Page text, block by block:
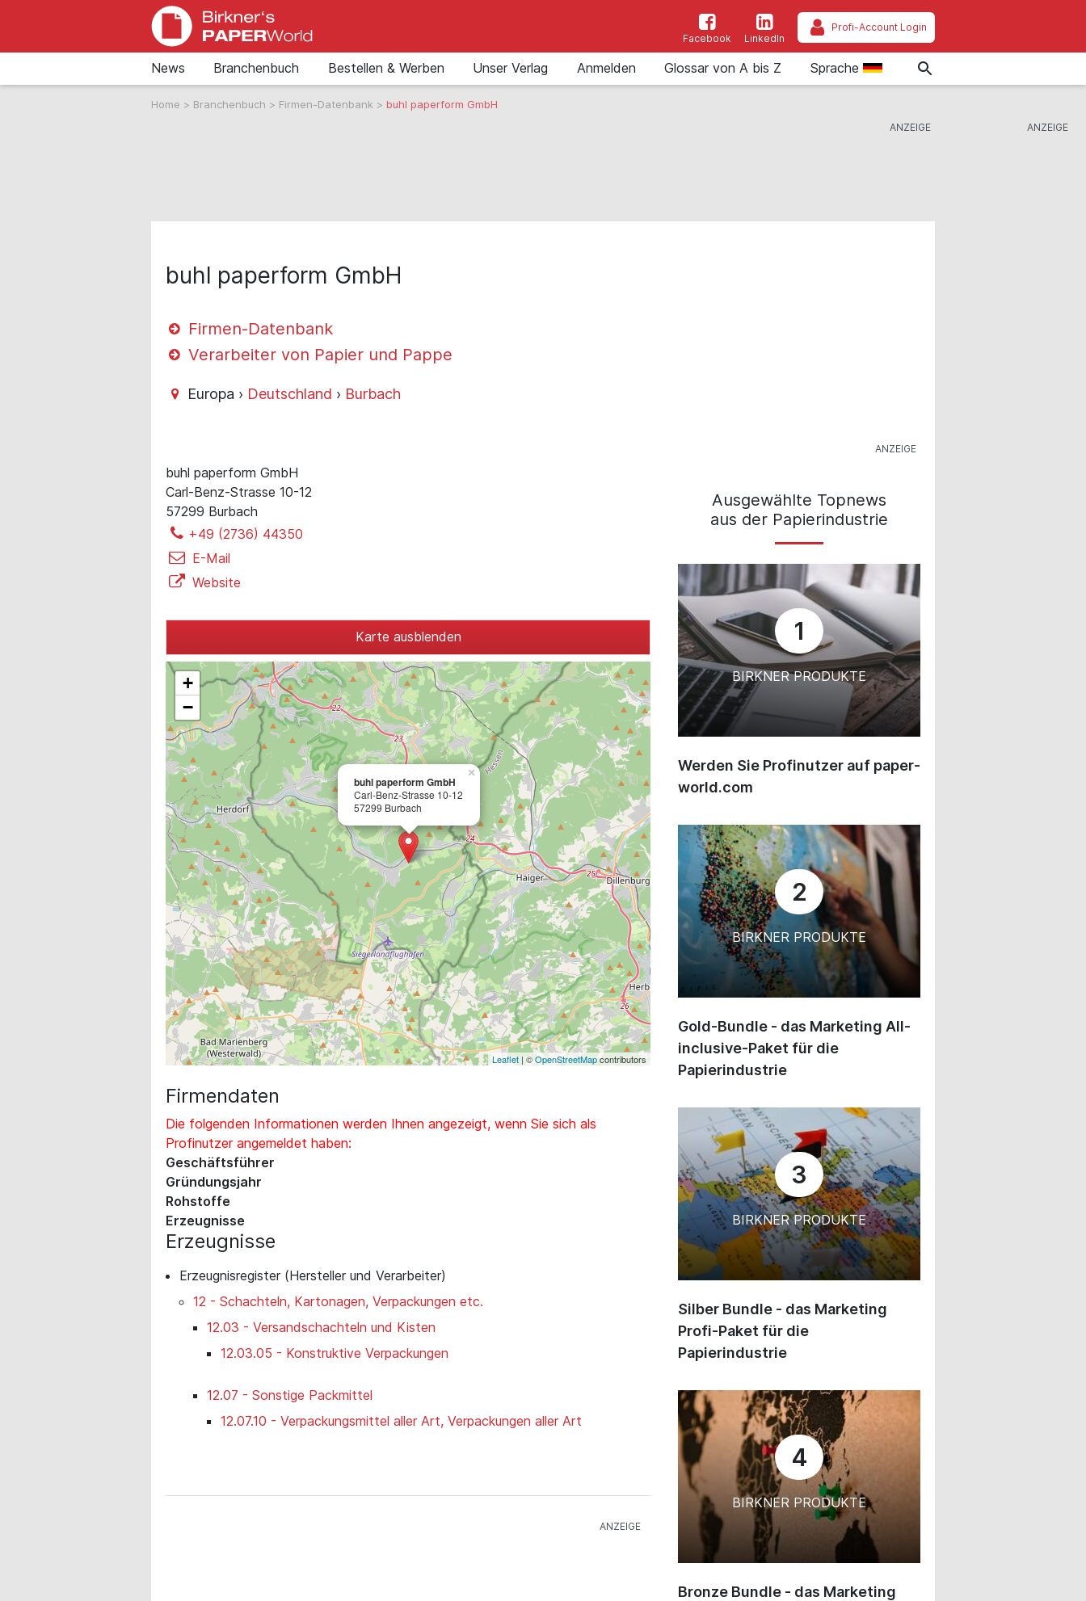
Facebook LinkedIn
Profi-Account Login
News Branchenbuch Bestellen & Werben Unser Verlag Anmelden Glossar von A bis Z Sprache
Home > Branchenbuch > Firmen-Datenbank > buhl paperform GmbH
buhl paperform GmbH
Firmen-Datenbank
Verarbeiter von Papier und Pappe
Europa › Deutschland › Burbach
buhl paperform GmbH
Carl-Benz-Strasse 10-12
57299 Burbach
+49 (2736) 44350
E-Mail
Website
Karte ausblenden
buhl paperform GmbH
Carl-Benz-Strasse 10-12
57299 Burbach
×
+
−
Leaflet | ©OpenStreetMapcontributors
Firmendaten
Die folgenden Informationen werden Ihnen angezeigt, wenn Sie sich als
Profinutzer angemeldet haben:
Geschäftsführer
Gründungsjahr
Rohstoffe
Erzeugnisse
Erzeugnisse
Erzeugnisregister (Hersteller und Verarbeiter)
12 - Schachteln, Kartonagen, Verpackungen etc.
12.03 - Versandschachteln und Kisten
12.03.05 - Konstruktive Verpackungen
12.07 - Sonstige Packmittel
12.07.10 - Verpackungsmittel aller Art, Verpackungen aller Art
Ausgewählte Topnews
aus der Papierindustrie
1
BIRKNER PRODUKTE
Werden Sie Profinutzer auf paper-
world.com
2
BIRKNER PRODUKTE
Gold-Bundle - das Marketing All-
inclusive-Paket für die
Papierindustrie
3
BIRKNER PRODUKTE
Silber Bundle - das Marketing
Profi-Paket für die
Papierindustrie
4
BIRKNER PRODUKTE
Bronze Bundle - das Marketing